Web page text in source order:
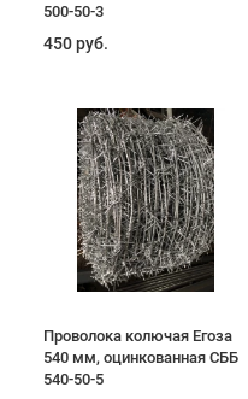
500-50-3
450 руб.
Проволока колючая Егоза
540 мм, оцинкованная СББ
540-50-5